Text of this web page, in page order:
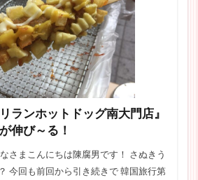
ランホットドッグ南大門店』
伸び～る！
さまこんにちは陳腐男です！ さぬきう
今回も前回から引き続きで 韓国旅行第